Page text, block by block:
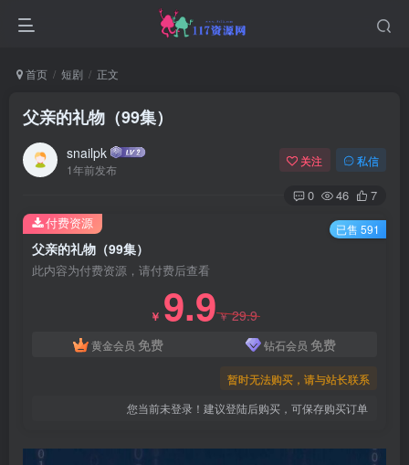
首页 短剧 正文
父亲的礼物（99集）
snailpk
1年前发布
关注 私信
0 46 7
父亲的礼物（99集）
此内容为付费资源，请付费后查看
￥ 9.9￥29.9
黄金会员 免费 钻石会员 免费
暂时无法购买，请与站长联系
您当前未登录！建议登陆后购买，可保存购买订单
付费资源 已售 591